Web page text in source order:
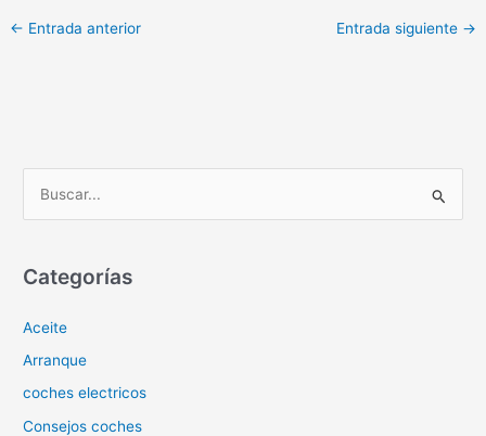
← Entrada anterior Entrada siguiente →
c
r
p
o
Categorías
Aceite
Arranque
coches electricos
Consejos coches